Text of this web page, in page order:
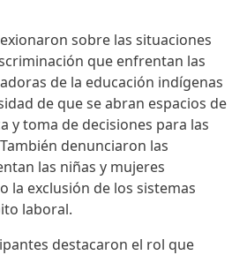
sobre las situaciones
que enfrentan las
de la educación indígenas
de que se abran espacios de
y toma de decisiones para las
denunciaron las
las niñas y mujeres
la exclusión de los sistemas
laboral.
destacaron el rol que